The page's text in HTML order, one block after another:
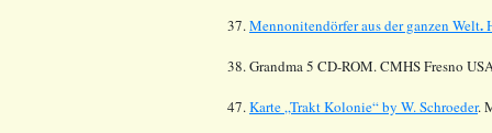
37.Mennonitendörfer aus der ganzen Welt.
38. Grandma 5 CD-ROM. CMHS Fresno
47.Karte „Trakt Kolonie“ by W. Schroeder.